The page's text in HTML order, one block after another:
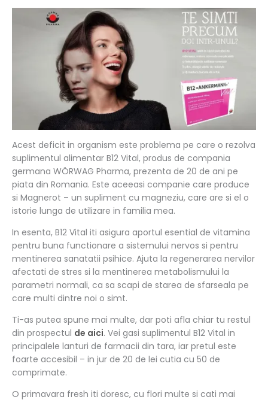
Acest deficit in organism este problema pe care o rezolva
suplimentul alimentar B12 Vital, produs de compania
germana WÖRWAG Pharma, prezenta de 20 de ani pe
piata din Romania. Este aceeasi companie care produce
si Magnerot – un supliment cu magneziu, care are si el o
istorie lunga de utilizare in familia mea.
In esenta, B12 Vital iti asigura aportul esential de vitamina
pentru buna functionare a sistemului nervos si pentru
mentinerea sanatatii psihice. Ajuta la regenerarea nervilor
afectati de stres si la mentinerea metabolismului la
parametri normali, ca sa scapi de starea de sfarseala pe
care multi dintre noi o simt.
Ti-as putea spune mai multe, dar poti afla chiar tu restul
din prospectul de aici. Vei gasi suplimentul B12 Vital in
principalele lanturi de farmacii din tara, iar pretul este
foarte accesibil – in jur de 20 de lei cutia cu 50 de
comprimate.
O primavara fresh iti doresc, cu flori multe si cati mai